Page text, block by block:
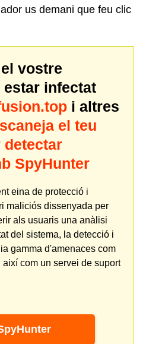
us demani que feu clic
vostre
infectat
i altres
el teu
detectar
SpyHunter
eina de protecció i
maliciós dissenyada per
als usuaris una anàlisi
del sistema, la detecció i
gamma d'amenaces com
així com un servei de suport